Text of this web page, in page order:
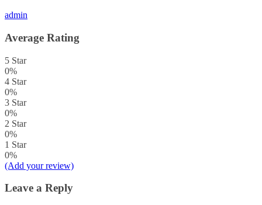
admin
Average Rating
5 Star
0%
4 Star
0%
3 Star
0%
2 Star
0%
1 Star
0%
(Add your review)
Leave a Reply